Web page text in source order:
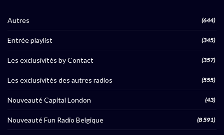
Autres (644)
Entrée playlist (345)
Les exclusivités by Contact (357)
Les exclusivités des autres radios (555)
Nouveauté Capital London (43)
Nouveauté Fun Radio Belgique (8 591)